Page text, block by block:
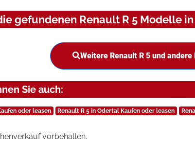
gefundenen Renault R 5 Modelle
Weitere Renault R 5 und
Sie auch:
oder leasen Renault R 5 in Odertal Kaufen oder leasen
vorbehalten.